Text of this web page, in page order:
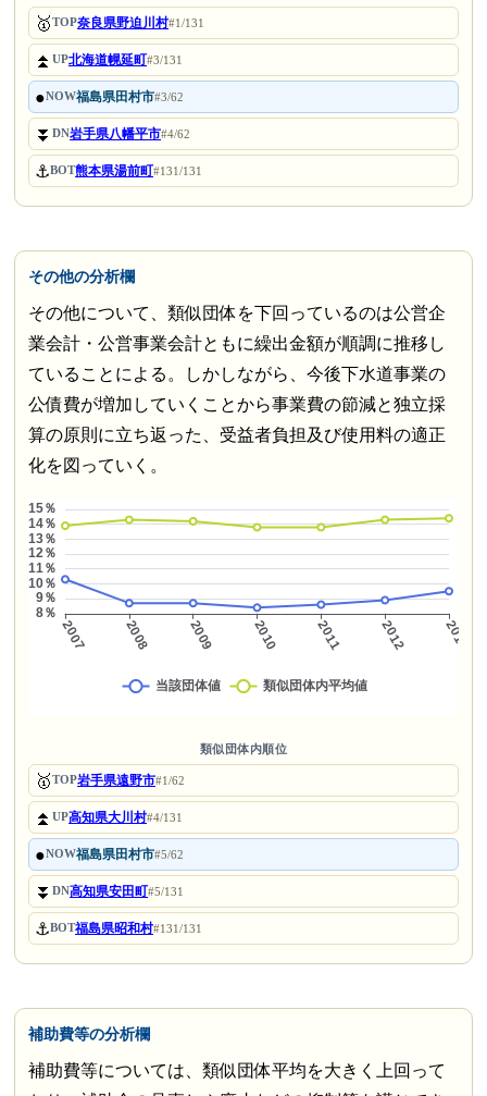
🥇TOP奈良県野迫川村#1/131
⏫UP北海道幌延町#3/131
●NOW福島県田村市#3/62
⏬DN岩手県八幡平市#4/62
⚓BOT熊本県湯前町#131/131
その他の分析欄
その他について、類似団体を下回っているのは公営企
業会計・公営事業会計ともに繰出金額が順調に推移し
ていることによる。しかしながら、今後下水道事業の
公債費が増加していくことから事業費の節減と独立採
算の原則に立ち返った、受益者負担及び使用料の適正
化を図っていく。
類似団体内順位
🥇TOP岩手県遠野市#1/62
⏫UP高知県大川村#4/131
●NOW福島県田村市#5/62
⏬DN高知県安田町#5/131
⚓BOT福島県昭和村#131/131
補助費等の分析欄
補助費等については、類似団体平均を大きく上回って